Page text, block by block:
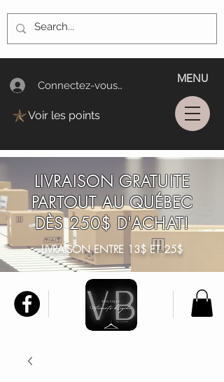
Connectez-vous/Log In
MENU
Voir les points
LIVRAISON GRATUITE
PARTOUT AU QUÉBEC
DÈS 250$ D'ACHAT!
LIVRAISON ENTRE 13$ ET 25$